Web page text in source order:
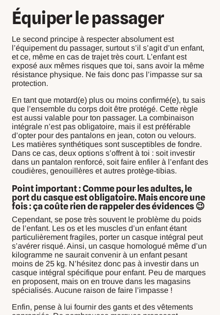
Équiper le passager
Le second principe à respecter absolument est
l’équipement du passager, surtout s’il s’agit d’un enfant,
et ce, même en cas de trajet très court. L’enfant est
exposé aux mêmes risques que toi, sans avoir la même
résistance physique. Ne fais donc pas l’impasse sur sa
protection.
En tant que motard(e) plus ou moins confirmé(e), tu sais
que l’ensemble du corps doit être protégé. Cette règle
est aussi valable pour ton passager. La combinaison
intégrale n’est pas obligatoire, mais il est préférable
d’opter pour des pantalons en jean, coton ou velours.
Les matières synthétiques sont susceptibles de fondre.
Dans ce cas, deux options s’offrent à toi : soit investir
dans un pantalon renforcé, soit faire enfiler à l’enfant des
coudières, genouillères et autres protège-tibias.
Point important : Comme pour les adultes, le
port du casque est obligatoire. Mais encore une
fois : ça coûte rien de rappeler des évidences 😉
Cependant, se pose très souvent le problème du poids
de l’enfant. Les os et les muscles d’un enfant étant
particulièrement fragiles, porter un casque intégral peut
s’avérer risqué. Ainsi, un casque homologué même d’un
kilogramme ne saurait convenir à un enfant pesant
moins de 25 kg. N’hésitez donc pas à investir dans un
casque intégral spécifique pour enfant. Peu de marques
en proposent, mais on en trouve dans les magasins
spécialisés. Aucune raison de faire l’impasse !
Enfin, pense à lui fournir des gants et des vêtements